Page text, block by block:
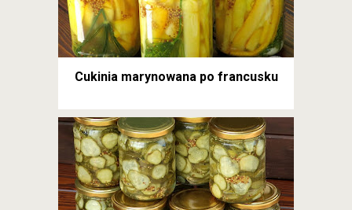
Cukinia marynowana po francusku